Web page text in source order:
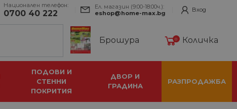
Национален телефон:
0700 40 222
Ел. магазин (9:00-18:00ч.):
eshop@home-max.bg
Вход
Брошура 0 Количка
ПОДОВИ И
СТЕННИ
ПОКРИТИЯ
ДВОР И
ГРАДИНА
РАЗПРОДАЖБА